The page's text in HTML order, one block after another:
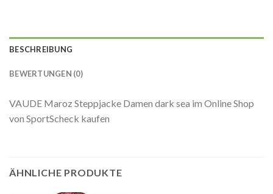
BESCHREIBUNG
BEWERTUNGEN (0)
VAUDE Maroz Steppjacke Damen dark sea im Online Shop
von SportScheck kaufen
ÄHNLICHE PRODUKTE